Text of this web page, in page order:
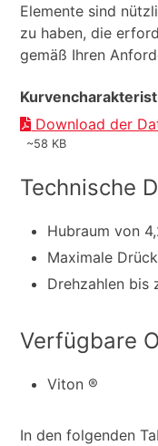
Elemente sind
zu haben, die
gemäß Ihren
Download der
~58 KB
Technische
Hubraum von
Maximale
Drehzahlen bis
Verfügbare
Viton ®
In den folgenden